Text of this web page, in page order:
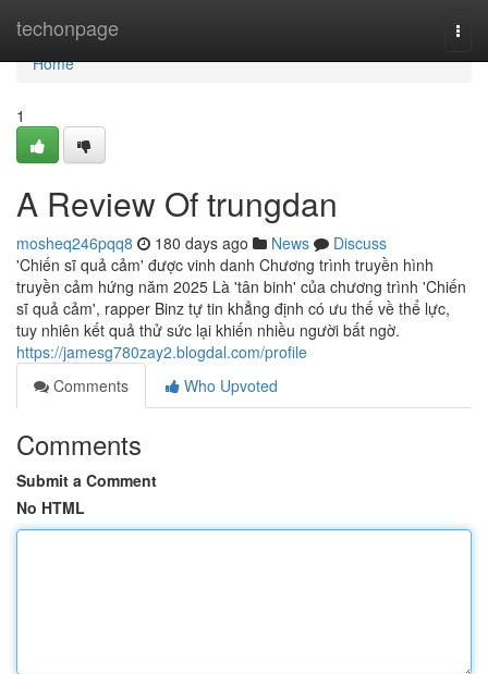
techonpage
Home
Home
1
A Review Of trungdan
mosheq246pqq8 180 days ago News
Discuss
'Chiến sĩ quả cảm' được vinh danh Chương trình truyền hình
truyền cảm hứng năm 2025 Là 'tân binh' của chương trình 'Chiến
sĩ quả cảm', rapper Binz tự tin khẳng định có ưu thế về thể lực,
tuy nhiên kết quả thử sức lại khiến nhiều người bất ngờ.
https://jamesg780zay2.blogdal.com/profile
Comments
Who Upvoted
Comments
Submit a Comment
No HTML